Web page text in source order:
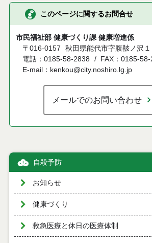
このページに関するお問合せ
市民福祉部 健康づくり課 健康増進係
〒016-0157
秋田県能代市字腹鞁ノ沢１
電話：0185-58-2838
FAX：0185-
E-mail：kenkou@city.noshiro.lg.jp
メールでのお問い合わせ
自殺予防
お知らせ
健康づくり
救急医療と休日の医療体制